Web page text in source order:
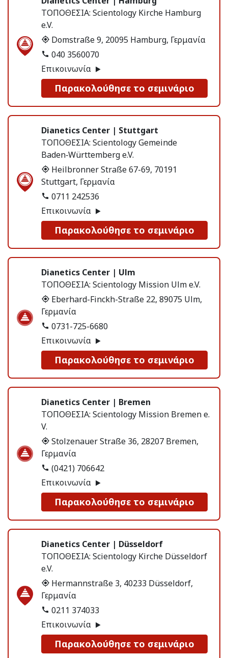
ΤΟΠΟΘΕΣΙΑ: Scientology Kirche Hamburg
e.V.
Domstraße 9, 20095 Hamburg, Γερμανία
040 3560070
Επικοινωνία
Παρακολούθησε το σεμινάριο
Dianetics Center | Stuttgart
ΤΟΠΟΘΕΣΙΑ: Scientology Gemeinde
Baden‑Württemberg e.V.
Heilbronner Straße 67-69, 70191
Stuttgart, Γερμανία
0711 242536
Επικοινωνία
Παρακολούθησε το σεμινάριο
Dianetics Center | Ulm
ΤΟΠΟΘΕΣΙΑ: Scientology Mission Ulm e.V.
Eberhard-Finckh-Straße 22, 89075 Ulm,
Γερμανία
0731-725-6680
Επικοινωνία
Παρακολούθησε το σεμινάριο
Dianetics Center | Bremen
ΤΟΠΟΘΕΣΙΑ: Scientology Mission Bremen e.
V.
Stolzenauer Straße 36, 28207 Bremen,
Γερμανία
(0421) 706642
Επικοινωνία
Παρακολούθησε το σεμινάριο
Dianetics Center | Düsseldorf
ΤΟΠΟΘΕΣΙΑ: Scientology Kirche Düsseldorf
e.V.
Hermannstraße 3, 40233 Düsseldorf,
Γερμανία
0211 374033
Επικοινωνία
Παρακολούθησε το σεμινάριο